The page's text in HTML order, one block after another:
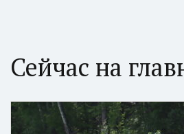
Сейчас на